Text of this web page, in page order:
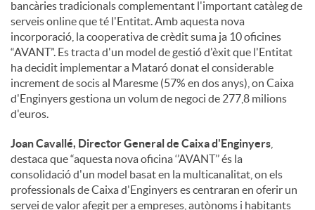
bancàries tradicionals complementant l'important catàleg de
serveis online que té l'Entitat. Amb aquesta nova
incorporació, la cooperativa de crèdit suma ja 10 oficines
“AVANT”. Es tracta d'un model de gestió d'èxit que l'Entitat
ha decidit implementar a Mataró donat el considerable
increment de socis al Maresme (57% en dos anys), on Caixa
d'Enginyers gestiona un volum de negoci de 277,8 milions
d'euros.
Joan Cavallé, Director General de Caixa d'Enginyers
destaca que “aquesta nova oficina ‘’AVANT’’ és la
consolidació d'un model basat en la multicanalitat, on els
professionals de Caixa d'Enginyers es centraran en oferir un
servei de valor afegit per a empreses, autònoms i habitants